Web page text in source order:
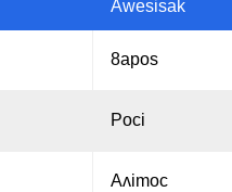
Awesisak
8apos
Poci
Aʌimoc